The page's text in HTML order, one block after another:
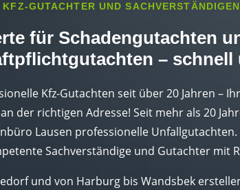
KFZ-GUTACHTER UND
für Schadengutachten
– schnell
Kfz-Gutachten seit über 20 Jahren –
der richtigen Adresse! Seit mehr als 20
Lausen professionelle
Sachverständige und Gutachter mit
und von Harburg bis Wandsbek